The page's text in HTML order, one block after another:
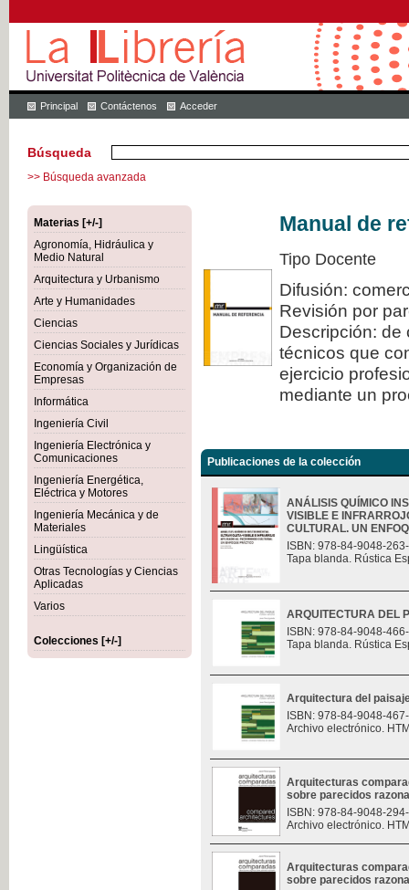
Principal Contáctenos Acceder
Búsqueda
>> Búsqueda avanzada
Materias [+/-]
Agronomía, Hidráulica y
Medio Natural
Arquitectura y Urbanismo
Arte y Humanidades
Ciencias
Ciencias Sociales y Jurídicas
Economía y Organización de
Empresas
Informática
Ingeniería Civil
Ingeniería Electrónica y
Comunicaciones
Ingeniería Energética,
Eléctrica y Motores
Ingeniería Mecánica y de
Materiales
Lingüística
Otras Tecnologías y Ciencias
Aplicadas
Varios
Colecciones [+/-]
Manual de
Tipo Docente
Difusión:
Revisión por
Descripción: de
técnicos que
ejercicio
mediante un
Publicaciones de la colección
ANÁLISIS QUÍMICO
VISIBLE E
CULTURAL. UN
ISBN: 978-84-9048-
Tapa blanda. Rústica
ARQUITECTURA DEL
ISBN: 978-84-9048-
Tapa blanda. Rústica
Arquitectura del
ISBN: 978-84-9048-
Archivo electrónico.
Arquitecturas
sobre parecidos
ISBN: 978-84-9048-
Archivo electrónico.
Arquitecturas
sobre parecidos